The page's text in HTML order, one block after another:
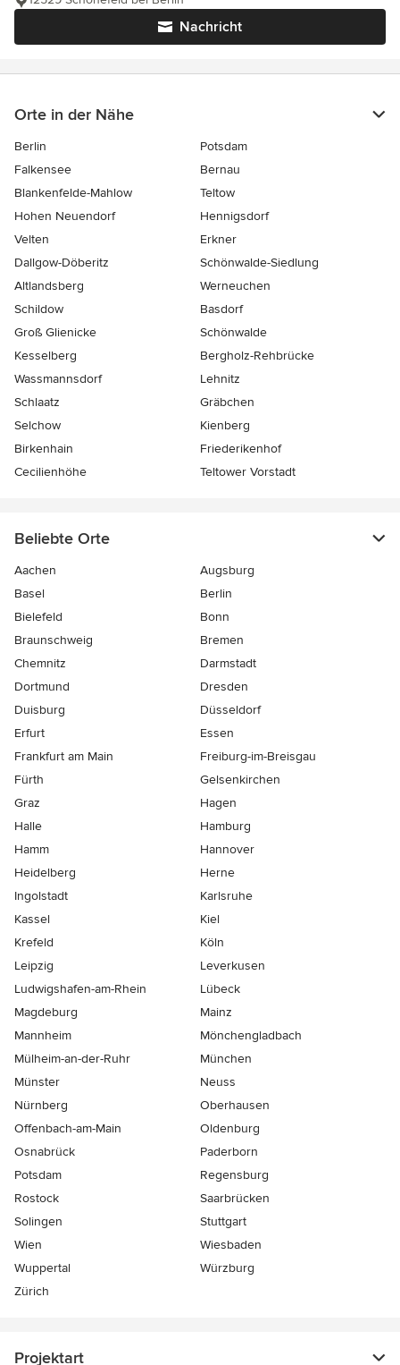
Nachricht
Orte in der Nähe
Berlin
Potsdam
Falkensee
Bernau
Blankenfelde-Mahlow
Teltow
Hohen Neuendorf
Hennigsdorf
Velten
Erkner
Dallgow-Döberitz
Schönwalde-Siedlung
Altlandsberg
Werneuchen
Schildow
Basdorf
Groß Glienicke
Schönwalde
Kesselberg
Bergholz-Rehbrücke
Wassmannsdorf
Lehnitz
Schlaatz
Gräbchen
Selchow
Kienberg
Birkenhain
Friederikenhof
Cecilienhöhe
Teltower Vorstadt
Beliebte Orte
Aachen
Augsburg
Basel
Berlin
Bielefeld
Bonn
Braunschweig
Bremen
Chemnitz
Darmstadt
Dortmund
Dresden
Duisburg
Düsseldorf
Erfurt
Essen
Frankfurt am Main
Freiburg-im-Breisgau
Fürth
Gelsenkirchen
Graz
Hagen
Halle
Hamburg
Hamm
Hannover
Heidelberg
Herne
Ingolstadt
Karlsruhe
Kassel
Kiel
Krefeld
Köln
Leipzig
Leverkusen
Ludwigshafen-am-Rhein
Lübeck
Magdeburg
Mainz
Mannheim
Mönchen­gladbach
Mülheim-an-der-Ruhr
München
Münster
Neuss
Nürnberg
Oberhausen
Offenbach-am-Main
Oldenburg
Osnabrück
Paderborn
Potsdam
Regensburg
Rostock
Saarbrücken
Solingen
Stuttgart
Wien
Wiesbaden
Wuppertal
Würzburg
Zürich
Projektart